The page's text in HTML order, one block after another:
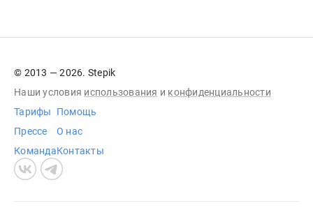
© 2013 — 2026. Stepik
Наши условия использования и конфиденциальности
Тарифы
Прессе
Команда
Помощь
О нас
Контакты